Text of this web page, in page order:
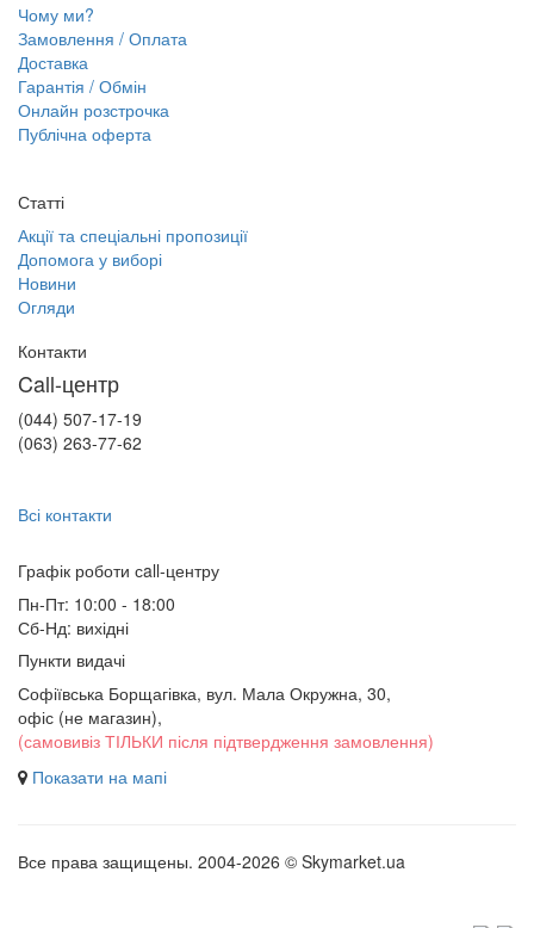
Чому ми?
Замовлення / Оплата
Доставка
Гарантія / Обмін
Онлайн розстрочка
Публічна оферта
Статті
Акції та спеціальні пропозиції
Допомога у виборі
Новини
Огляди
Контакти
Call-центр
(044) 507-17-19
(063) 263-77-62
Всі контакти
Графік роботи сall-центру
Пн-Пт: 10:00 - 18:00
Сб-Нд: вихідні
Пункти видачі
Софіївська Борщагівка, вул. Мала Окружна, 30,
офіс (не магазин),
(самовивіз ТІЛЬКИ після підтвердження замовлення)
Показати на мапі
Все права защищены. 2004-2026 © Skymarket.ua